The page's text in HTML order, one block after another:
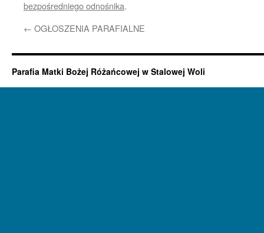
bezpośredniego odnośnika.
← OGŁOSZENIA PARAFIALNE
Parafia Matki Bożej Różańcowej w Stalowej Woli